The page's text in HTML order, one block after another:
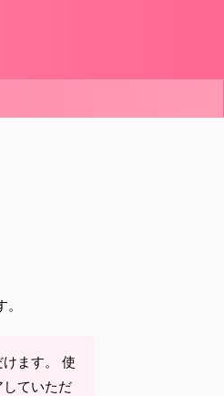
ます。 使
ていただ